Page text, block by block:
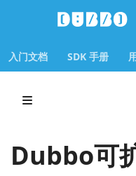
入门文档 SDK 手册
Dubbo可